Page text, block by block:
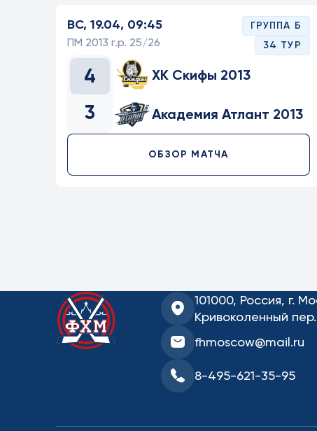
ВС, 19.04, 09:45
ПМ 2013 г.р. 25/26
ГРУППА Б
34 ТУР
4
3
ХК Скифы 2013
Академия Атлант 2013
ОБЗОР МАТЧА
101000, Россия, г.
Кривоколенный
fhmoscow@mail.ru
8-495-621-35-95